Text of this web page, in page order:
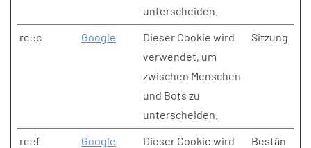
unterscheiden.
rc::c Google
Dieser Cookie wird
verwendet, um
zwischen Menschen
und Bots zu
unterscheiden.
Sitzung
rc::f Google
Dieser Cookie wird
Bestän